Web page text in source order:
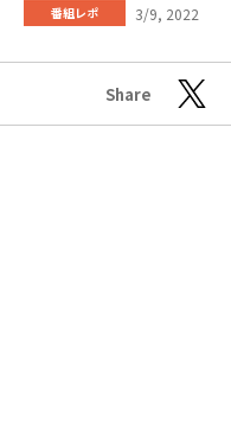
番組レポ 3/9, 2022
Share